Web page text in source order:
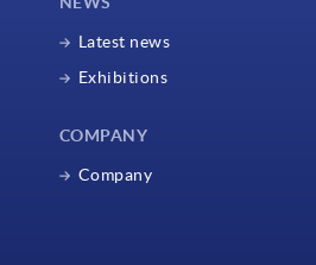
Latest news
Exhibitions
COMPANY
Company